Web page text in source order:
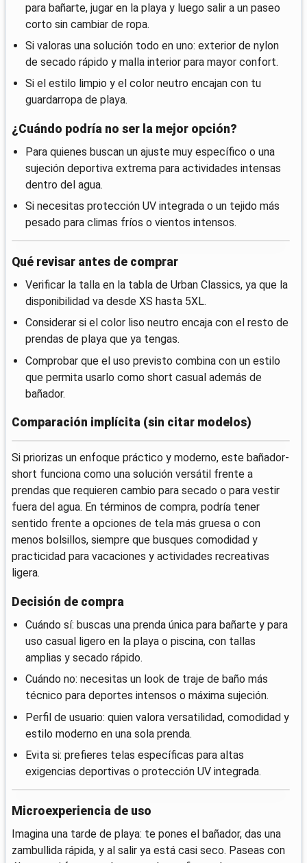
para bañarte, jugar en la playa y luego salir a un paseo
corto sin cambiar de ropa.
Si valoras una solución todo en uno: exterior de nylon
de secado rápido y malla interior para mayor confort.
Si el estilo limpio y el color neutro encajan con tu
guardarropa de playa.
¿Cuándo podría no ser la mejor opción?
Para quienes buscan un ajuste muy específico o una
sujeción deportiva extrema para actividades intensas
dentro del agua.
Si necesitas protección UV integrada o un tejido más
pesado para climas fríos o vientos intensos.
Qué revisar antes de comprar
Verificar la talla en la tabla de Urban Classics, ya que la
disponibilidad va desde XS hasta 5XL.
Considerar si el color liso neutro encaja con el resto de
prendas de playa que ya tengas.
Comprobar que el uso previsto combina con un estilo
que permita usarlo como short casual además de
bañador.
Comparación implícita (sin citar modelos)
Si priorizas un enfoque práctico y moderno, este bañador-
short funciona como una solución versátil frente a
prendas que requieren cambio para secado o para vestir
fuera del agua. En términos de compra, podría tener
sentido frente a opciones de tela más gruesa o con
menos bolsillos, siempre que busques comodidad y
practicidad para vacaciones y actividades recreativas
ligera.
Decisión de compra
Cuándo sí: buscas una prenda única para bañarte y para
uso casual ligero en la playa o piscina, con tallas
amplias y secado rápido.
Cuándo no: necesitas un look de traje de baño más
técnico para deportes intensos o máxima sujeción.
Perfil de usuario: quien valora versatilidad, comodidad y
estilo moderno en una sola prenda.
Evita si: prefieres telas específicas para altas
exigencias deportivas o protección UV integrada.
Microexperiencia de uso
Imagina una tarde de playa: te pones el bañador, das una
zambullida rápida, y al salir ya está casi seco. Paseas con